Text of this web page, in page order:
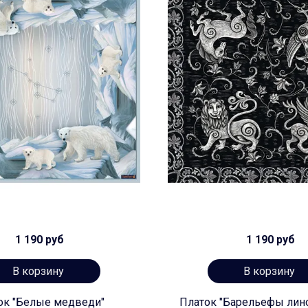
1 190 руб
В корзину
"Белые медведи"
1 190 руб
В корзину
Платок "Барельефы